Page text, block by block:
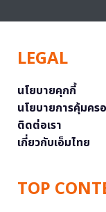
LEGAL
นโยบายคุกกี้
นโยบายการคุ้มค
ติดต่อเรา
เกี่ยวกับเอ็มไทย
TOP